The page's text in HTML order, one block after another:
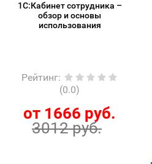
1С:Кабинет сотрудника –
обзор и основы
использования
Рейтинг:
(0.0)
от 1666 руб.
3012 руб.